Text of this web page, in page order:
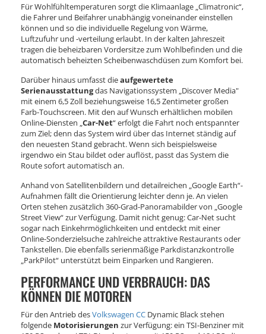
Für Wohlfühltemperaturen sorgt die Klimaanlage „Climatronic“,
die Fahrer und Beifahrer unabhängig voneinander einstellen
können und so die individuelle Regelung von Wärme,
Luftzufuhr und -verteilung erlaubt. In der kalten Jahreszeit
tragen die beheizbaren Vordersitze zum Wohlbefinden und die
automatisch beheizten Scheibenwaschdüsen zum Komfort bei.
Darüber hinaus umfasst dieaufgewertete
Serienausstattungdas Navigationssystem „Discover Media"
mit einem 6,5 Zoll beziehungsweise 16,5 Zentimeter großen
Farb-Touchscreen. Mit den auf Wunsch erhältlichen mobilen
Online-Diensten „Car-Net“ erfolgt die Fahrt noch entspannter
zum Ziel; denn das System wird über das Internet ständig auf
den neuesten Stand gebracht. Wenn sich beispielsweise
irgendwo ein Stau bildet oder auflöst, passt das System die
Route sofort automatisch an.
Anhand von Satellitenbildern und detailreichen „Google Earth“-
Aufnahmen fällt die Orientierung leichter denn je. An vielen
Orten stehen zusätzlich 360-Grad-Panoramabilder von „Google
Street View“ zur Verfügung. Damit nicht genug: Car-Net sucht
sogar nach Einkehrmöglichkeiten und entdeckt mit einer
Online-Sonderzielsuche zahlreiche attraktive Restaurants oder
Tankstellen. Die ebenfalls serienmäßige Parkdistanzkontrolle
„ParkPilot“ unterstützt beim Einparken und Rangieren.
PERFORMANCE UND VERBRAUCH: DAS
KÖNNEN DIE MOTOREN
Für den Antrieb desVolkswagen CC Dynamic Black stehen
folgende Motorisierungen zur Verfügung: ein TSI-Benziner mit